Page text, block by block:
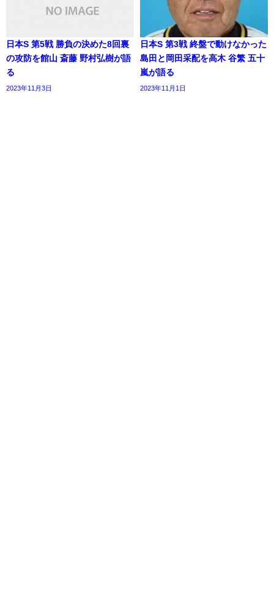
日本S 第5戦 勝負の決めた8回裏
の攻防を館山 斎藤 野村弘樹が語
る
2023年11月3日
日本S 第3戦 終盤で動けなかった
島田と岡田采配を高木 谷繁 五十
嵐が語る
2023年11月1日